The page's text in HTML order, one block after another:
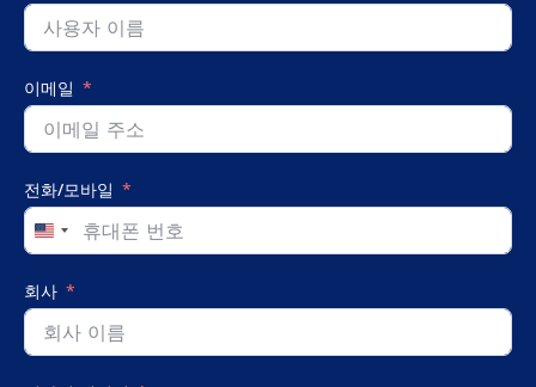
이메일
전화/모바일
United
States
+1
회사